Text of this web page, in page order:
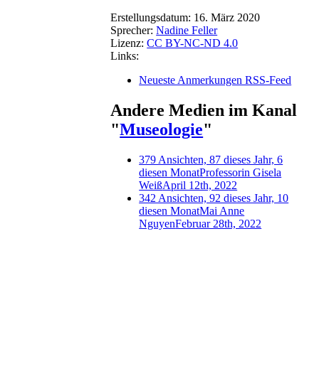
Erstellungsdatum: 16. März 2020
Sprecher: Nadine Feller
Lizenz: CC BY-NC-ND 4.0
Links:
Neueste Anmerkungen RSS-Feed
Andere Medien im Kanal
"Museologie"
379 Ansichten, 87 dieses Jahr, 6
diesen MonatProfessorin Gisela
WeißApril 12th, 2022
342 Ansichten, 92 dieses Jahr, 10
diesen MonatMai Anne
NguyenFebruar 28th, 2022